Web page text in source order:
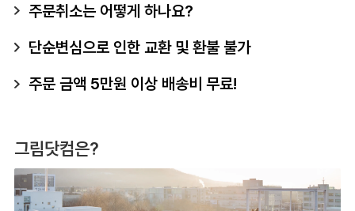
주문취소는 어떻게 하나요?
단순변심으로 인한 교환 및 환불 불가
주문 금액 5만원 이상 배송비 무료!
그림닷컴은?